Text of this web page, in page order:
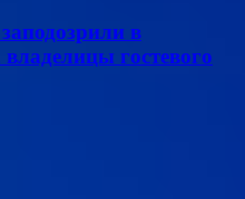
в
гостевого